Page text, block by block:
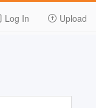
Log In Upload